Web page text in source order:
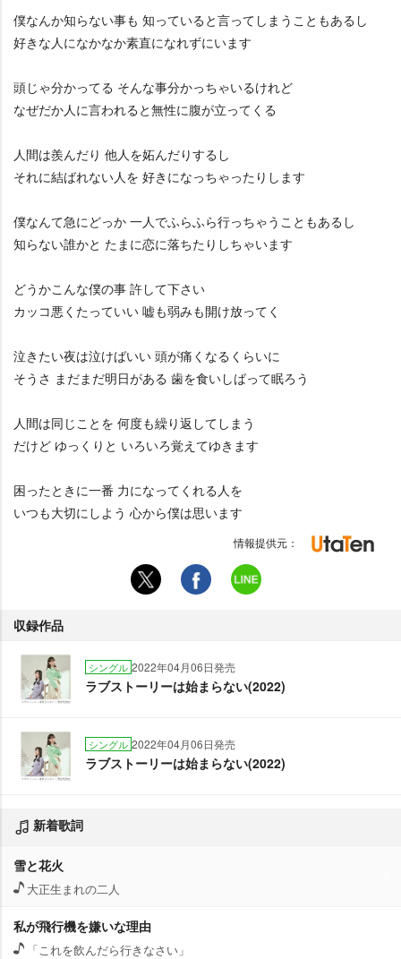
僕なんか知らない事も 知っていると言ってしまうこともあるし
好きな人になかなか素直になれずにいます
頭じゃ分かってる そんな事分かっちゃいるけれど
なぜだか人に言われると無性に腹が立ってくる
人間は羨んだり 他人を妬んだりするし
それに結ばれない人を 好きになっちゃったりします
僕なんて急にどっか 一人でふらふら行っちゃうこともあるし
知らない誰かと たまに恋に落ちたりしちゃいます
どうかこんな僕の事 許して下さい
カッコ悪くたっていい 嘘も弱みも開け放ってく
泣きたい夜は泣けばいい 頭が痛くなるくらいに
そうさ まだまだ明日がある 歯を食いしばって眠ろう
人間は同じことを 何度も繰り返してしまう
だけど ゆっくりと いろいろ覚えてゆきます
困ったときに一番 力になってくれる人を
いつも大切にしよう 心から僕は思います
情報提供元：
収録作品
シングル 2022年04月06日発売
ラブストーリーは始まらない(2022)
シングル 2022年04月06日発売
ラブストーリーは始まらない(2022)
新着歌詞
雪と花火
大正生まれの二人
私が飛行機を嫌いな理由
「これを飲んだら行きなさい」